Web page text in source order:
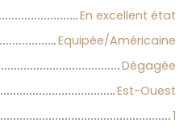
En excellent état
Equipée/Américaine
Dégagée
Est-Ouest
1